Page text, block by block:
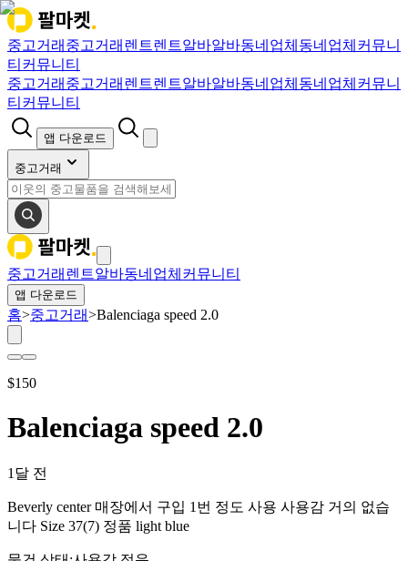
중고거래 중고거래 렌트렌트알바알바동네업체 동네업체 커뮤니
티 커뮤니티
중고거래 중고거래 렌트렌트알바알바동네업체 동네업체 커뮤니
티 커뮤니티
앱 다운로드
중고거래
중고거래 렌트알바동네업체 커뮤니티
앱 다운로드
홈>중고거래>Balenciaga speed 2.0
$150
Balenciaga speed 2.0
1달 전
Beverly center 매장에서 구입 1번 정도 사용 사용감 거의 없습
니다 Size 37(7) 정품 light blue